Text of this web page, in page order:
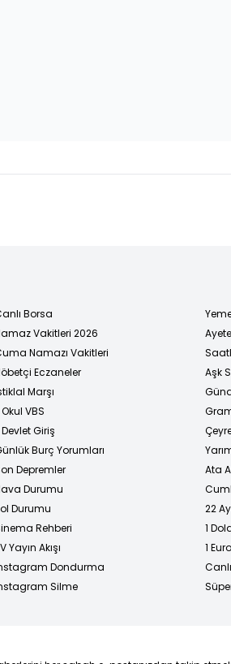
Borsa
Vakitleri 2026
Namazı Vakitleri
Eczaneler
Marşı
Okul VBS
Devlet Giriş
Burç Yorumları
Depremler
Durumu
Durumu
Rehberi
Yayın Akışı
Dondurma
Silme
Aşk
Ata
22
1
1